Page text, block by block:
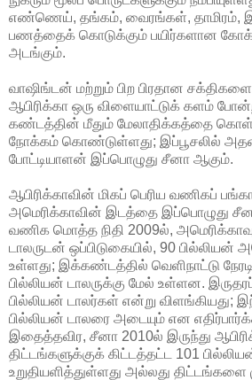
எண்ணெய், தங்கம், வைரங்கள், தாமிரம்,
பணத்தைக் கொடுக்கும் பயிர்களான
அடங்கும்.
வாஷிங்டன் மற்றும் பிற பிரதான
ஆபிரிக்கா ஒரு விளையாட்டுக் களம்
கண்டத்தின் மீதும் மேலாதிக்கத்தை
நோக்கம் கொண்டுள்ளது; இப்பூசலில்
போட்டியாளன் இப்பொழுது சீனா ஆகும்.
ஆபிரிக்காவின் மிகப் பெரிய வணிகப்
அமெரிக்காவின் இடத்தை இப்பொழுது
வணிக மொத்த நிதி 2009ல்,
டாலருடன் ஒப்பிடுகையில், 90 பில்லியன்
உள்ளது; இக்கண்டத்தில் வெளிநாட்டு
பில்லியன் டாலருக்கு மேல் உள்ளன.
பில்லியன் டாலர்கள் என்று விளங்கியது;
பில்லியன் டாலரை அடையும் என
இதைத்தவிர, சீனா 2010ல் இருந்து
திட்டங்களுக்குக் கிட்டத்தட்ட 101
உறுதியளித்துள்ளது அல்லது